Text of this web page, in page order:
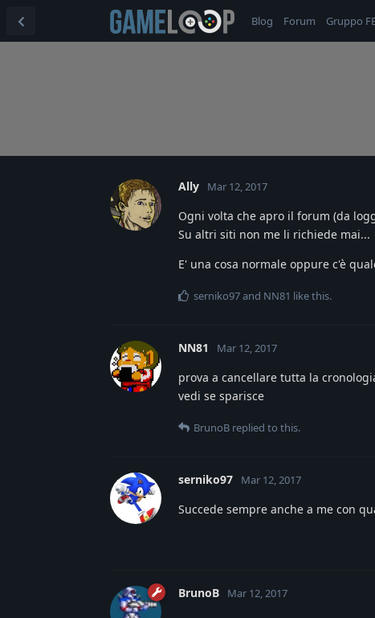
Blog Forum Gruppo
Ally Mar 12, 2017
Ogni volta che apro il forum (da
Su altri siti non me li richiede mai...
E' una cosa normale oppure c'è
serniko97and NN81 like this.
NN81 Mar 12, 2017
prova a cancellare tutta la
vedi se sparisce
BrunoB replied to this.
serniko97 Mar 12, 2017
Succede sempre anche a me con
BrunoB Mar 12, 2017